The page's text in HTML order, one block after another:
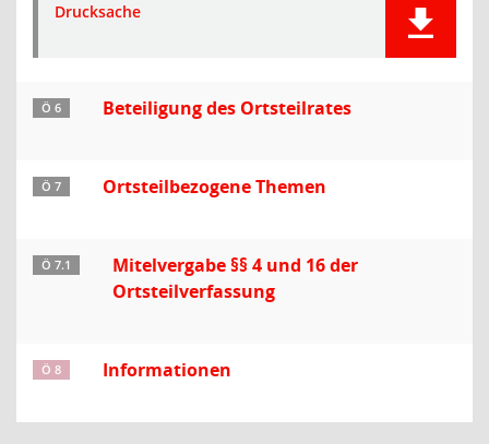
Drucksache
Ö 6 Beteiligung des Ortsteilrates
Ö 7 Ortsteilbezogene Themen
Ö 7.1
Mitelvergabe §§ 4 und 16 der
Ortsteilverfassung
Ö 8 Informationen